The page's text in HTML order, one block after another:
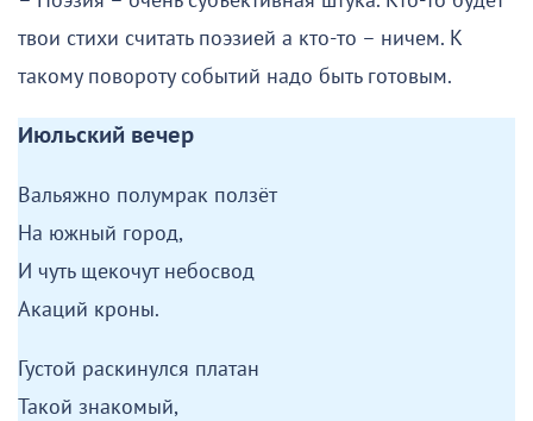
твои стихи считать поэзией а кто-то – ничем. К
такому повороту событий надо быть готовым.
Июльский вечер
Вальяжно полумрак ползёт
На южный город,
И чуть щекочут небосвод
Акаций кроны.
Густой раскинулся платан
Такой знакомый,